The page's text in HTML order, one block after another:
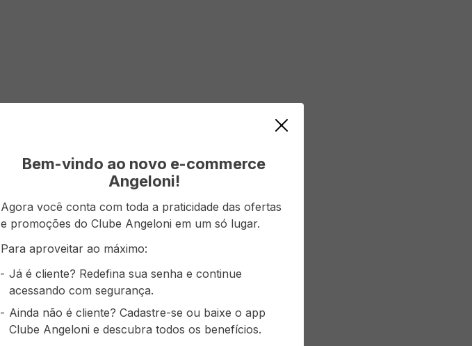
Bem-vindo ao novo e-commerce
Angeloni!
Agora você conta com toda a praticidade das ofertas
e promoções do Clube Angeloni em um só lugar.
Para aproveitar ao máximo:
Já é cliente? Redefina sua senha e continue
acessando com segurança.
Ainda não é cliente? Cadastre-se ou baixe o app
Clube Angeloni e descubra todos os benefícios.